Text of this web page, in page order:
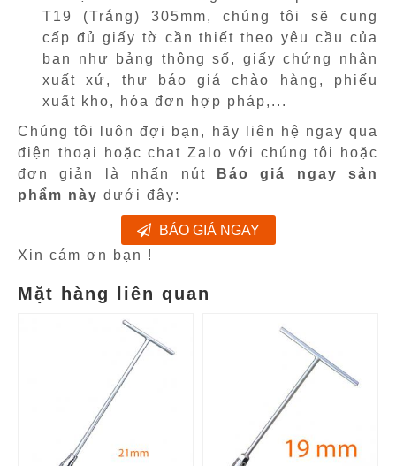
T19 (Trắng) 305mm, chúng tôi sẽ cung
cấp đủ giấy tờ cần thiết theo yêu cầu của
bạn như bảng thông số, giấy chứng nhận
xuất xứ, thư báo giá chào hàng, phiếu
xuất kho, hóa đơn hợp pháp,...
Chúng tôi luôn đợi bạn, hãy liên hệ ngay qua
điện thoại hoặc chat Zalo với chúng tôi hoặc
đơn giản là nhấn nút
Báo giá ngay sản
phẩm này dưới đây:
BÁO GIÁ NGAY
Xin cám ơn bạn !
Mặt hàng liên quan